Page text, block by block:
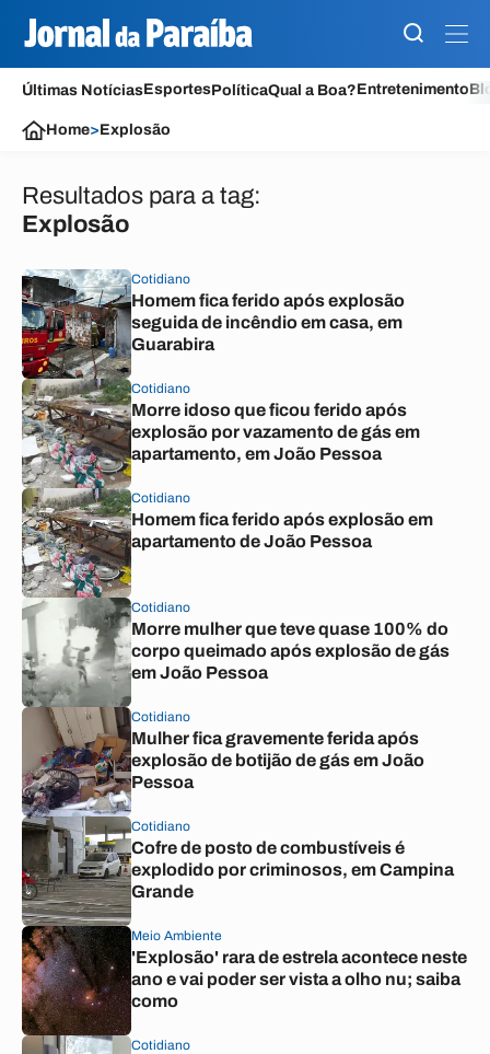
Últimas NotíciasEsportesPolíticaQual a Boa?Entretenimento
Home>Explosão
Resultados para a tag:
Explosão
Cotidiano
Homem fica ferido após explosão
seguida de incêndio em casa, em
Guarabira
Cotidiano
Morre idoso que ficou ferido após
explosão por vazamento de gás em
apartamento, em João Pessoa
Cotidiano
Homem fica ferido após explosão em
apartamento de João Pessoa
Cotidiano
Morre mulher que teve quase 100% do
corpo queimado após explosão de gás
em João Pessoa
Cotidiano
Mulher fica gravemente ferida após
explosão de botijão de gás em João
Pessoa
Cotidiano
Cofre de posto de combustíveis é
explodido por criminosos, em Campina
Grande
Meio Ambiente
'Explosão' rara de estrela acontece neste
ano e vai poder ser vista a olho nu; saiba
como
Cotidiano